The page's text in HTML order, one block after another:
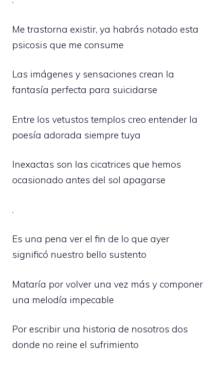
Me trastorna existir, ya habrás notado esta
psicosis que me consume
Las imágenes y sensaciones crean la
fantasía perfecta para suicidarse
Entre los vetustos templos creo entender la
poesía adorada siempre tuya
Inexactas son las cicatrices que hemos
ocasionado antes del sol apagarse
.
Es una pena ver el fin de lo que ayer
significó nuestro bello sustento
Mataría por volver una vez más y componer
una melodía impecable
Por escribir una historia de nosotros dos
donde no reine el sufrimiento